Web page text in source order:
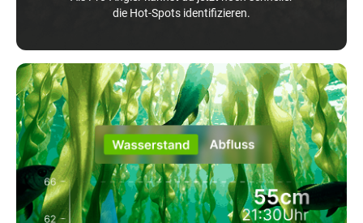
die Hot-Spots identifizieren.